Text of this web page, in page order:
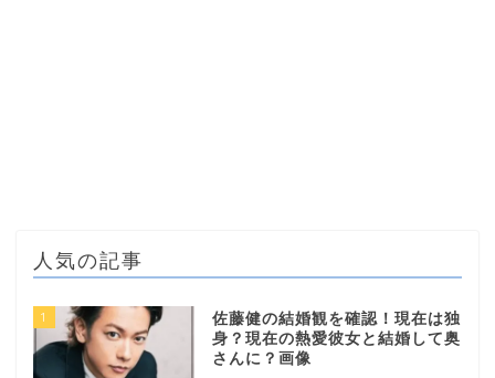
人気の記事
1
佐藤健の結婚観を確認！現在は独
身？現在の熱愛彼女と結婚して奥
さんに？画像